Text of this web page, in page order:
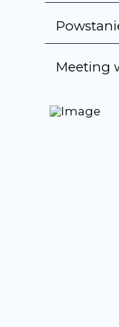
Meeting